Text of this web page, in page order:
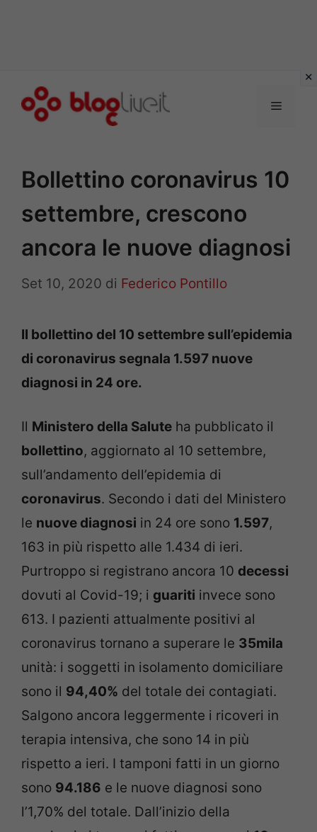
Menu
Bollettino coronavirus 10
settembre, crescono
ancora le nuove diagnosi
Set 10, 2020 di Federico Pontillo
Il bollettino del 10 settembre sull’epidemia
di coronavirus segnala 1.597 nuove
diagnosi in 24 ore.
Il Ministero della Salute ha pubblicato il
bollettino, aggiornato al 10 settembre,
sull’andamento dell’epidemia di
coronavirus. Secondo i dati del Ministero
le nuove diagnosi in 24 ore sono 1.597,
163 in più rispetto alle 1.434 di ieri.
Purtroppo si registrano ancora 10 decessi
dovuti al Covid-19; i guariti invece sono
613. I pazienti attualmente positivi al
coronavirus tornano a superare le 35mila
unità: i soggetti in isolamento domiciliare
sono il 94,40% del totale dei contagiati.
Salgono ancora leggermente i ricoveri in
terapia intensiva, che sono 14 in più
rispetto a ieri. I tamponi fatti in un giorno
sono 94.186 e le nuove diagnosi sono
l’1,70% del totale. Dall’inizio della